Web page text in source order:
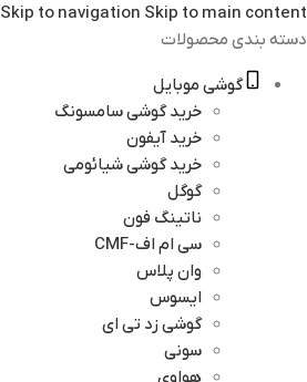
Skip to navigation Skip to main content
دسته بندی محصولات
گوشی موبایل
خرید گوشی سامسونگ
خرید آیفون
خرید گوشی شیائومی
گوگل
ناتینگ فون
سی ام اف-CMF
وان پلاس
ایسوس
گوشی زد تی ای
سونی
هواوی